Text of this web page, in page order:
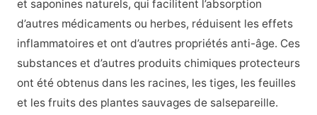
et saponines naturels, qui facilitent l’absorption
d’autres médicaments ou herbes, réduisent les effets
inflammatoires et ont d’autres propriétés anti-âge. Ces
substances et d’autres produits chimiques protecteurs
ont été obtenus dans les racines, les tiges, les feuilles
et les fruits des plantes sauvages de salsepareille.